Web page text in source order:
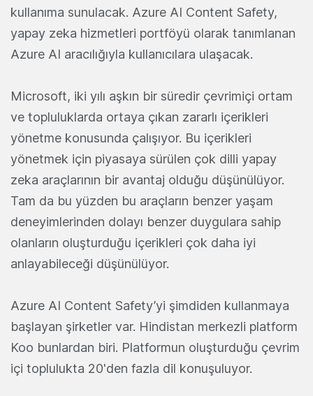
kullanıma sunulacak. Azure AI Content Safety,
yapay zeka hizmetleri portföyü olarak tanımlanan
Azure AI aracılığıyla kullanıcılara ulaşacak.
Microsoft, iki yılı aşkın bir süredir çevrimiçi ortam
ve topluluklarda ortaya çıkan zararlı içerikleri
yönetme konusunda çalışıyor. Bu içerikleri
yönetmek için piyasaya sürülen çok dilli yapay
zeka araçlarının bir avantaj olduğu düşünülüyor.
Tam da bu yüzden bu araçların benzer yaşam
deneyimlerinden dolayı benzer duygulara sahip
olanların oluşturduğu içerikleri çok daha iyi
anlayabileceği düşünülüyor.
Azure AI Content Safety’yi şimdiden kullanmaya
başlayan şirketler var. Hindistan merkezli platform
Koo bunlardan biri. Platformun oluşturduğu çevrim
içi toplulukta 20'den fazla dil konuşuluyor.